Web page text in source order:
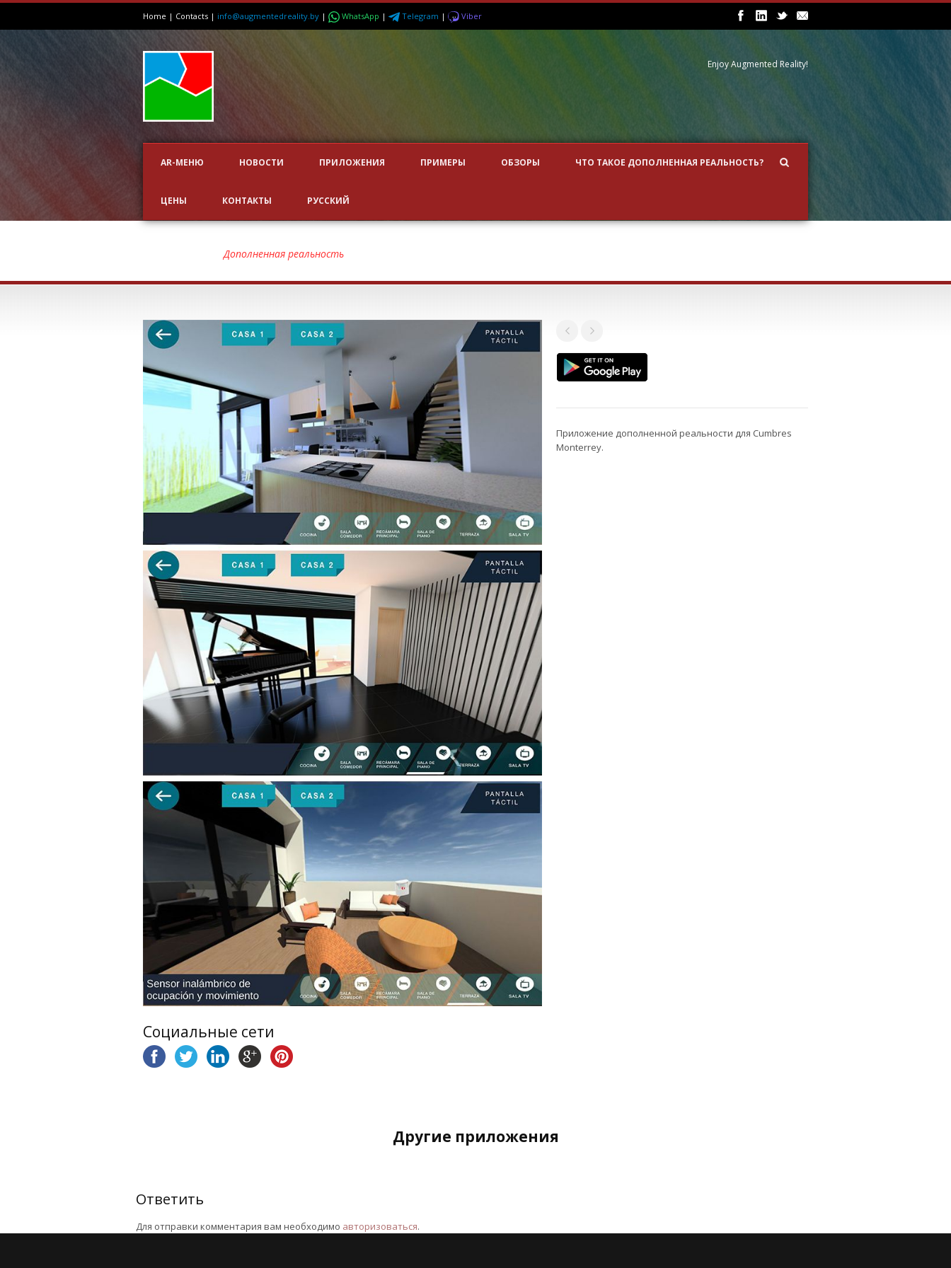
Home | Contacts | info@augmentedreality.by | WhatsApp | Telegram | Viber
Enjoy Augmented Reality!
AR-МЕНЮ НОВОСТИ ПРИЛОЖЕНИЯ ПРИМЕРЫ ОБЗОРЫ ЧТО ТАКОЕ ДОПОЛНЕННАЯ РЕАЛЬНОСТЬ?
ЦЕНЫ КОНТАКТЫ РУССКИЙ
Дополненная реальность
Приложение дополненной реальности для Cumbres
Monterrey.
Социальные сети
Другие приложения
Ответить
Для отправки комментария вам необходимо авторизоваться.